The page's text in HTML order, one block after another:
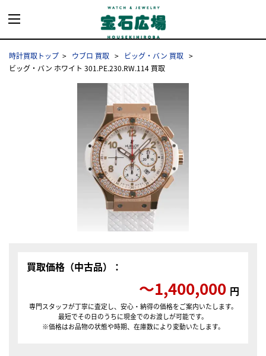
時計買取トップ ウブロ 買取
ビッグ・バン 買取
ビッグ・バン ホワイト 301.PE.230.RW.114 買取
買取価格（中古品）：
〜1,400,000 円
専門スタッフが丁寧に査定し、安心・納得の価格をご案内いたします。
最短でその日のうちに現金でのお渡しが可能です。
※価格はお品物の状態や時期、在庫数により変動いたします。